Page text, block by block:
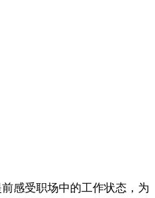
感受职场中的工作状态，为